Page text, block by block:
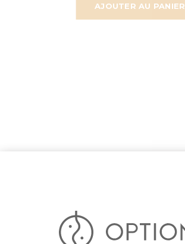
AJOUTER AU PANIER